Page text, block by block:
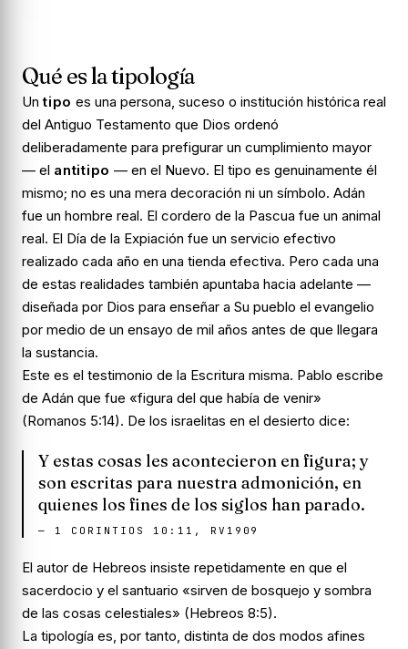
Qué es la tipología
Untipo es una persona, suceso o institución histórica real
del Antiguo Testamento que Dios ordenó
deliberadamente para prefigurar un cumplimiento mayor
— el antitipo — en el Nuevo. El tipo es genuinamente él
mismo; no es una mera decoración ni un símbolo. Adán
fue un hombre real. El cordero de la Pascua fue un animal
real. El Día de la Expiación fue un servicio efectivo
realizado cada año en una tienda efectiva. Pero cada una
de estas realidades también apuntaba hacia adelante —
diseñada por Dios para enseñar a Su pueblo el evangelio
por medio de un ensayo de mil años antes de que llegara
la sustancia.
Este es el testimonio de la Escritura misma. Pablo escribe
de Adán que fue «figura del que había de venir»
(Romanos 5:14). De los israelitas en el desierto dice:
Y estas cosas les acontecieron en figura; y
son escritas para nuestra admonición, en
quienes los fines de los siglos han parado.
— 1 CORINTIOS 10:11, RV1909
El autor de Hebreos insiste repetidamente en que el
sacerdocio y el santuario «sirven de bosquejo y sombra
de las cosas celestiales» (Hebreos 8:5).
La tipología es, por tanto, distinta de dos modos afines